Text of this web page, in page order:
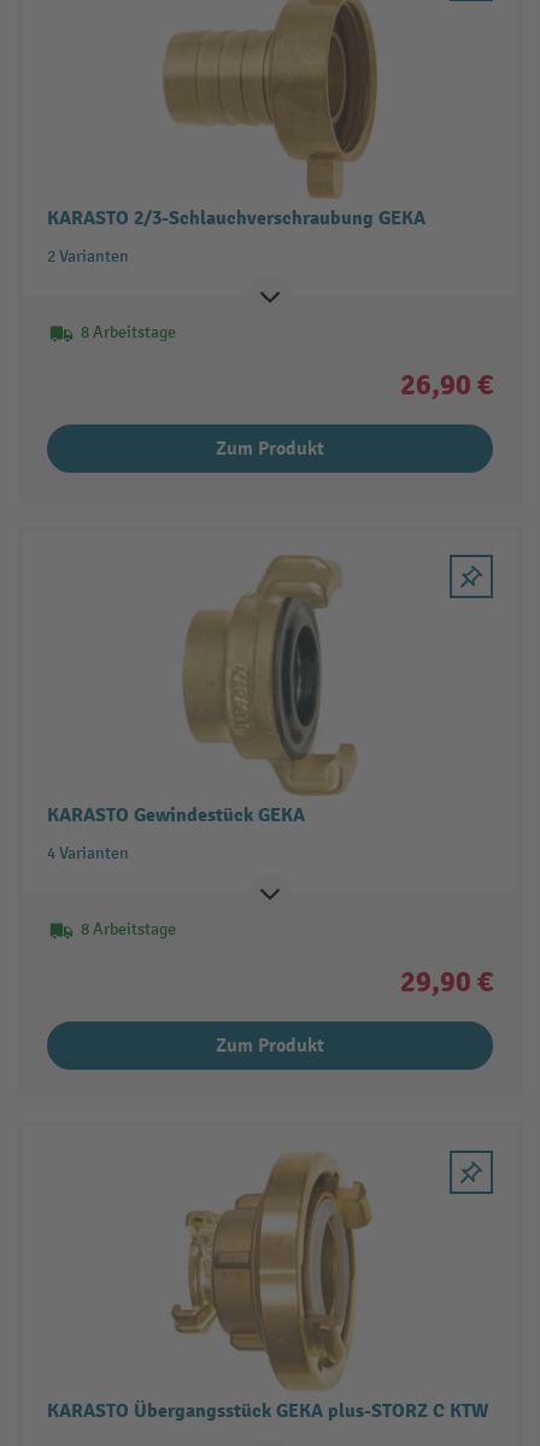
KARASTO 2/3-Schlauchverschraubung GEKA
2 Varianten
8 Arbeitstage
26,90 €
Zum Produkt
KARASTO Gewindestück GEKA
4 Varianten
8 Arbeitstage
29,90 €
Zum Produkt
KARASTO Übergangsstück GEKA plus-STORZ C KTW